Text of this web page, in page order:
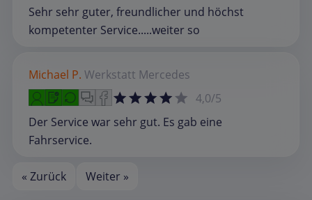
Sehr sehr guter, freundlicher und höchst
kompetenter Service.....weiter so
Michael P. Werkstatt Mercedes
4,0/5
Der Service war sehr gut. Es gab eine
Fahrservice.
« Zurück Weiter »